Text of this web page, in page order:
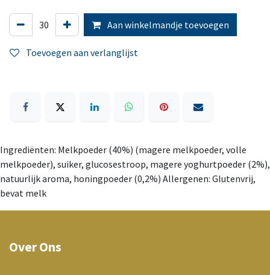
Aan winkelmandje toevoegen
Toevoegen aan verlanglijst
Ingrediënten: Melkpoeder (40%) (magere melkpoeder, volle
melkpoeder), suiker, glucosestroop, magere yoghurtpoeder (2%),
natuurlijk aroma, honingpoeder (0,2%) Allergenen: Glutenvrij,
bevat melk
Over Ons